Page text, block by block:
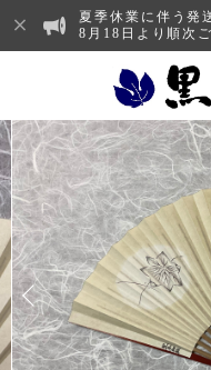
夏季休業に伴う発
8月18日より順次